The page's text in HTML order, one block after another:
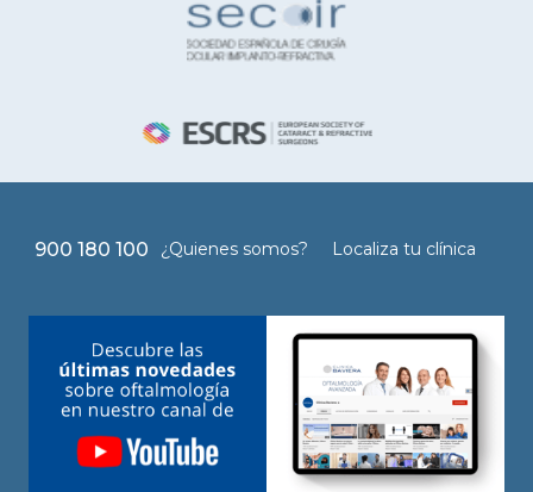
900 180 100 ¿Quienes somos? Localiza tu clínica